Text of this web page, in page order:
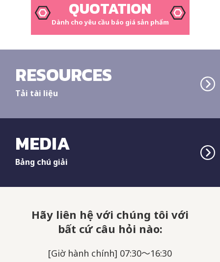
QUOTATION
Dành cho yêu cầu báo giá sản phẩm
RESOURCES
Tải tài liệu
MEDIA
Bảng chú giải
Hãy liên hệ với chúng tôi với
bất cứ câu hỏi nào:
[Giờ hành chính] 07:30～16:30